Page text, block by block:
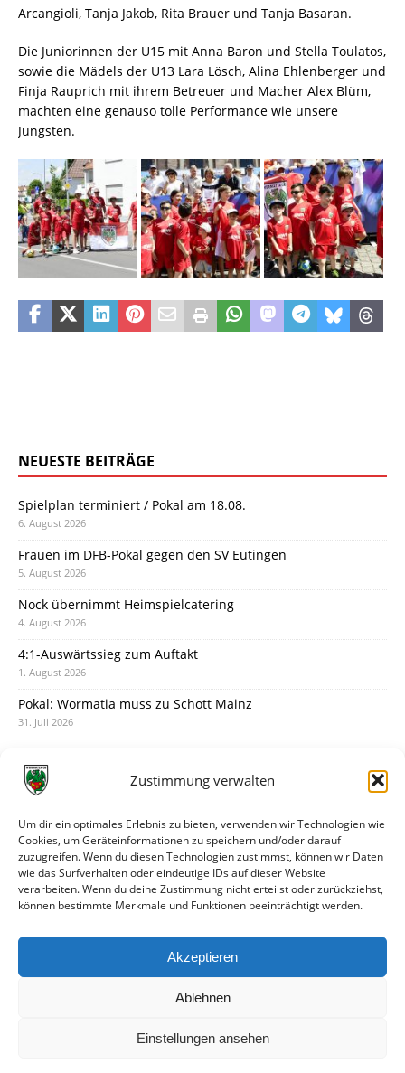
Zustimmung verwalten
Um dir ein optimales Erlebnis zu bieten, verwenden wir Technologien wie
Cookies, um Geräteinformationen zu speichern und/oder darauf
zuzugreifen. Wenn du diesen Technologien zustimmst, können wir Daten
wie das Surfverhalten oder eindeutige IDs auf dieser Website
verarbeiten. Wenn du deine Zustimmung nicht erteilst oder zurückziehst,
können bestimmte Merkmale und Funktionen beeinträchtigt werden.
Akzeptieren
Ablehnen
Einstellungen ansehen
Arcangioli, Tanja Jakob, Rita Brauer und Tanja Basaran.
Die Juniorinnen der U15 mit Anna Baron und Stella Toulatos,
sowie die Mädels der U13 Lara Lösch, Alina Ehlenberger und
Finja Rauprich mit ihrem Betreuer und Macher Alex Blüm,
machten eine genauso tolle Performance wie unsere
Jüngsten.
NEUESTE BEITRÄGE
Spielplan terminiert / Pokal am 18.08.
6. August 2026
Frauen im DFB-Pokal gegen den SV Eutingen
5. August 2026
Nock übernimmt Heimspielcatering
4. August 2026
4:1-Auswärtssieg zum Auftakt
1. August 2026
Pokal: Wormatia muss zu Schott Mainz
31. Juli 2026
30. Juli 2026
28. Juli 2026
Neuer Rückensponsor
28. Juli 2026
Neue Podcast-Folge: So tickt Björn!
Eindrücke vom Stadionfest
27. Juli 2026